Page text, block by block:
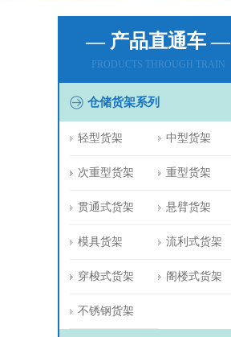
— 产品直通车 —
PRODUCTS THROUGH TRAIN
仓储货架系列
轻型货架 中型货架
次重型货架 重型货架
贯通式货架 悬臂货架
模具货架 流利式货架
穿梭式货架 阁楼式货架
不锈钢货架